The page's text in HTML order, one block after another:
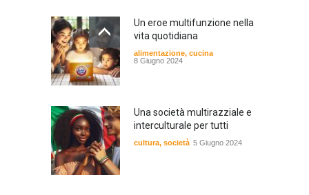
Un eroe multifunzione nella
vita quotidiana
alimentazione, cucina
8 Giugno 2024
Una società multirazziale e
interculturale per tutti
cultura, società 5 Giugno 2024